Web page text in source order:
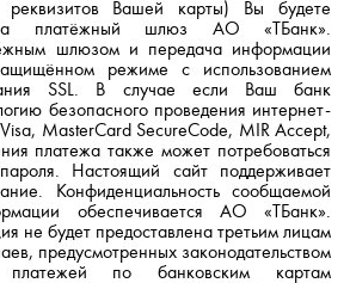
Вашей карты) Вы будете
на платёжный шлюз АО «ТБанк».
шлюзом и передача информации
режиме с использованием
SSL. В случае если Ваш банк
безопасного проведения интернет-
MasterCard SecureCode, MIR Accept,
платежа также может потребоваться
Настоящий сайт поддерживает
Конфиденциальность сообщаемой
обеспечивается АО «ТБанк».
не будет предоставлена третьим лицам
предусмотренных законодательством
по банковским картам